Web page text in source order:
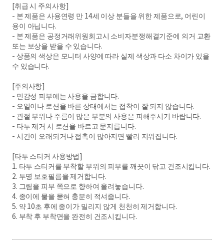
[취급 시 주의사항]
- 본 제품은 사용연령 만 14세 이상 분들을 위한 제품으로, 어린이
용이 아닙니다.
- 본 제품은 공정거래위원회고시 소비자분쟁해결기준에 의거 교환
또는 보상을 받을 수 있습니다.
- 상품의 색상은 모니터 사양에 따라 실제 색상과 다소 차이가 있을
수 있습니다.
[주의사항]
- 민감성 피부에는 사용을 금합니다.
- 오일이나 로션을 바른 상태에서는 접착이 잘 되지 않습니다.
- 관절 부위나 주름이 많은 부분의 사용은 피해주시기 바랍니다.
- 타투 제거 시 로션을 바르고 문지릅니다.
- 시간이 오래되거나 접촉이 많아지면 빨리 지워집니다.
[타투 스티커 사용방법]
1. 타투 스티커를 부착할 부위의 피부를 깨끗이 닦고 건조시킵니다.
2. 투명 보호필름을 제거합니다.
3. 그림을 피부 쪽으로 향하여 올려놓습니다.
4. 종이에 물을 묻혀 충분히 적셔줍니다.
5. 약 10초 후에 종이가 밀리지 않게 천천히 제거합니다.
6. 부착 후 부착면을 완전히 건조시킵니다.